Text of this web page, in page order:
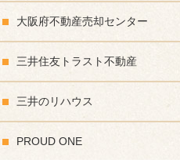
大阪府不動産売却センター
三井住友トラスト不動産
三井のリハウス
PROUD ONE